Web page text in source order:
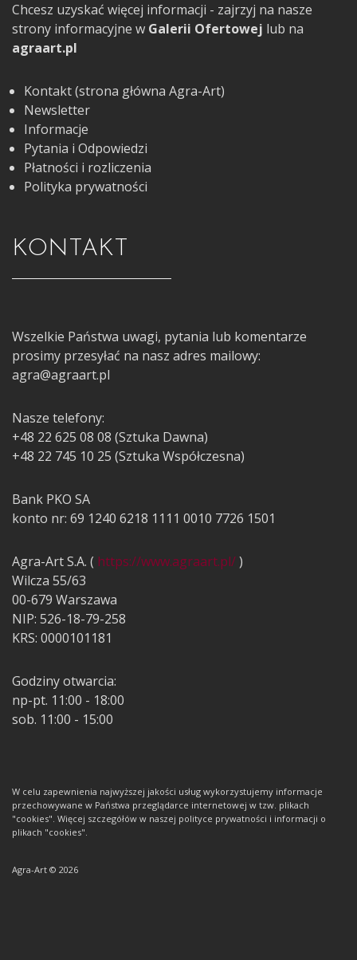
Chcesz uzyskać więcej informacji - zajrzyj na nasze
strony informacyjne w Galerii Ofertowej lub na
agraart.pl
Kontakt (strona główna Agra-Art)
Newsletter
Informacje
Pytania i Odpowiedzi
Płatności i rozliczenia
Polityka prywatności
KONTAKT
Wszelkie Państwa uwagi, pytania lub komentarze
prosimy przesyłać na nasz adres mailowy:
agra@agraart.pl
Nasze telefony:
+48 22 625 08 08 (Sztuka Dawna)
+48 22 745 10 25 (Sztuka Współczesna)
Bank PKO SA
konto nr: 69 1240 6218 1111 0010 7726 1501
Agra-Art S.A. ( https://www.agraart.pl/)
Wilcza 55/63
00-679 Warszawa
NIP: 526-18-79-258
KRS: 0000101181
Godziny otwarcia:
np-pt. 11:00 - 18:00
sob. 11:00 - 15:00
W celu zapewnienia najwyższej jakości usług wykorzystujemy informacje
przechowywane w Państwa przeglądarce internetowej w tzw. plikach
"cookies". Więcej szczegółów w naszej polityce prywatności i informacji o
plikach "cookies".
Agra-Art © 2026